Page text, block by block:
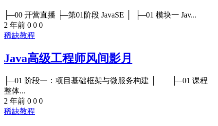
├─00 开营直播 ├─第01阶段 JavaSE │ ├─01 模块一 Jav...
2 年前 0 0 0
稀缺教程
Java高级工程师风间影月
├─01 阶段一：项目基础框架与微服务构建 │ ├─01 课程
整体...
2 年前 0 0 0
稀缺教程